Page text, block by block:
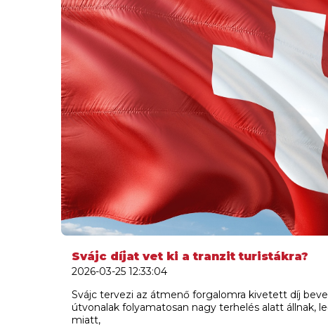
Svájc díjat vet ki a tranzit turistákra?
2026-03-25 12:33:04
Svájc tervezi az átmenő forgalomra kivetett díj
útvonalak folyamatosan nagy terhelés alatt állnak,
miatt,